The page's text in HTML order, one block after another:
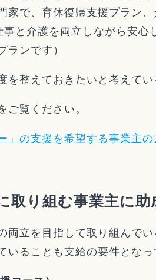
家で、育休復帰支援プラン
事と介護を両立しながら安
ランです）
整えておきたいと考えてい
ご覧ください。
」の支援を希望する事業主の
取り組む事業主に助
両立を目指して取り組んで
ることも支給の要件となっ